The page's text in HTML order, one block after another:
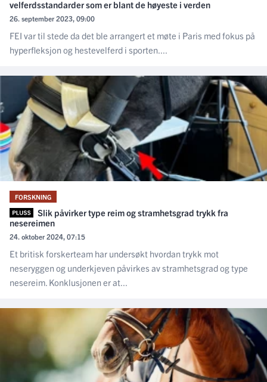
velferdsstandarder som er blant de høyeste i verden
26. september 2023, 09:00
FEI var til stede da det ble arrangert et møte i Paris med fokus på
hyperfleksjon og hestevelferd i sporten....
FORSKNING
Slik påvirker type reim og stramhetsgrad trykk fra
nesereimen
24. oktober 2024, 07:15
Et britisk forskerteam har undersøkt hvordan trykk mot
neseryggen og underkjeven påvirkes av stramhetsgrad og type
nesereim. Konklusjonen er at...